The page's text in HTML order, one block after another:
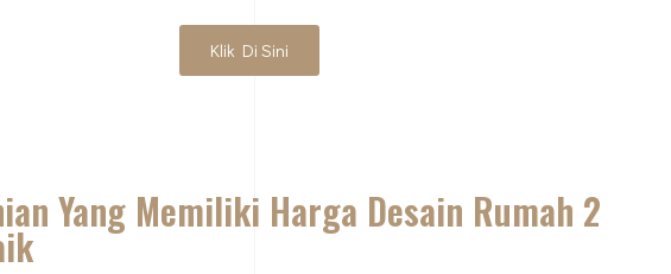
Klik Di Sini
Yang Memiliki Harga Desain Rumah 2